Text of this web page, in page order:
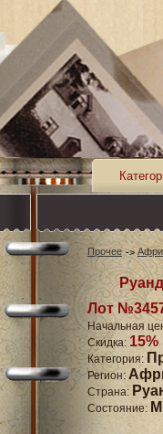
Прочее
Лот
Начальная
Скидка: 15%
Категория:
Регион:
Страна:
Состояние: